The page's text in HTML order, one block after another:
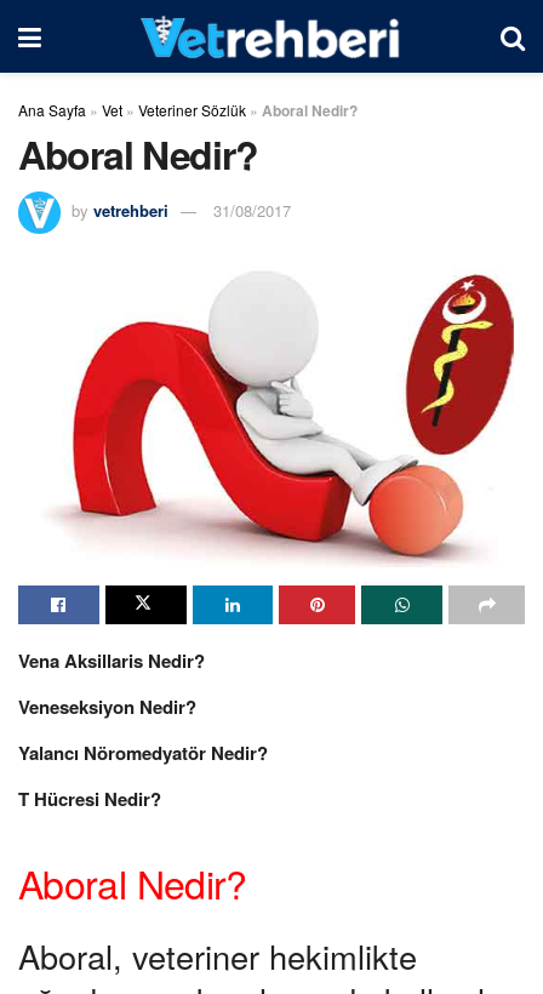
Ana Sayfa » Vet » Veteriner Sözlük » Aboral Nedir?
Aboral Nedir?
by vetrehberi 31/08/2017
Vena Aksillaris Nedir?
Veneseksiyon Nedir?
Yalancı Nöromedyatör Nedir?
T Hücresi Nedir?
Aboral Nedir?
Aboral, veteriner hekimlikte